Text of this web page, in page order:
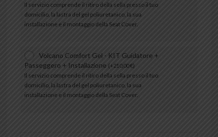
Il servizio comprende il ritiro della sella presso il tuo
domicilio, la lastra del gel poliuretanico, la sua
installazione e il montaggio della Seat Cover.
Volcano Comfort Gel - KIT Guidatore +
Passeggero + Installazione (+210,00€)
Il servizio comprende il ritiro della sella presso il tuo
domicilio, la lastra del gel poliuretanico, la sua
installazione e il montaggio della Seat Cover.